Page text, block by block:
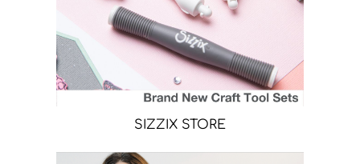
SIZZIX STORE